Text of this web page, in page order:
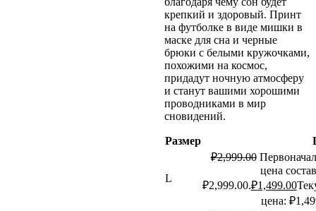
крепкий и здоровый. Принт
на футболке в виде мишки в
маске для сна и черные
брюки с белыми кружочками,
похожими на космос,
придадут ночную атмосферу
и станут вашими хорошими
проводниками в мир
сновидений.
Размер
L
₽2,999.00
цена
₽2,999.00.₽1,499.00
цена: